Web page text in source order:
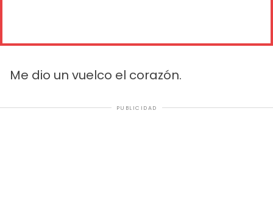
Me dio un vuelco el corazón.
PUBLICIDAD